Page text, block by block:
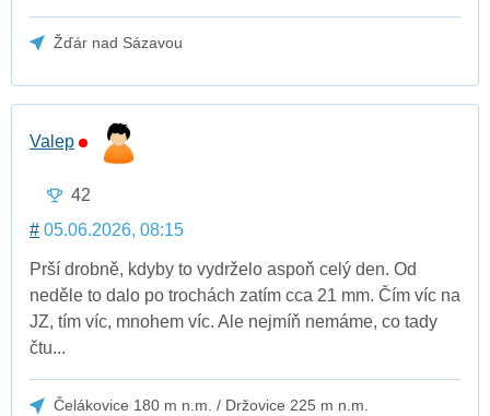
Žďár nad Sázavou
Valep
42
# 05.06.2026, 08:15
Prší drobně, kdyby to vydrželo aspoň celý den. Od
neděle to dalo po trochách zatím cca 21 mm. Čím víc na
JZ, tím víc, mnohem víc. Ale nejmíň nemáme, co tady
čtu...
Čelákovice 180 m n.m. / Držovice 225 m n.m.